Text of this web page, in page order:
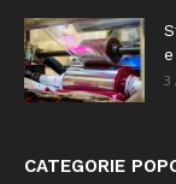
3
CATEGORIE